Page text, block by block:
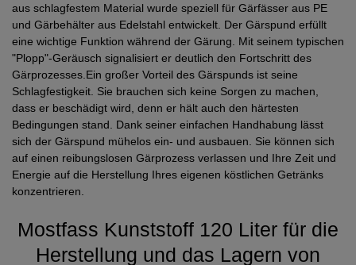
aus schlagfestem Material wurde speziell für Gärfässer aus PE
und Gärbehälter aus Edelstahl entwickelt. Der Gärspund erfüllt
eine wichtige Funktion während der Gärung. Mit seinem typischen
"Plopp"-Geräusch signalisiert er deutlich den Fortschritt des
Gärprozesses.Ein großer Vorteil des Gärspunds ist seine
Schlagfestigkeit. Sie brauchen sich keine Sorgen zu machen,
dass er beschädigt wird, denn er hält auch den härtesten
Bedingungen stand. Dank seiner einfachen Handhabung lässt
sich der Gärspund mühelos ein- und ausbauen. Sie können sich
auf einen reibungslosen Gärprozess verlassen und Ihre Zeit und
Energie auf die Herstellung Ihres eigenen köstlichen Getränks
konzentrieren.
Mostfass Kunststoff 120 Liter für die
Herstellung und das Lagern von